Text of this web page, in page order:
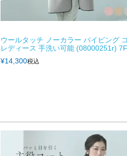
ウールタッチ ノーカラー パイピング
レディース 手洗い可能 (08000251r) 7F
¥14,300税込